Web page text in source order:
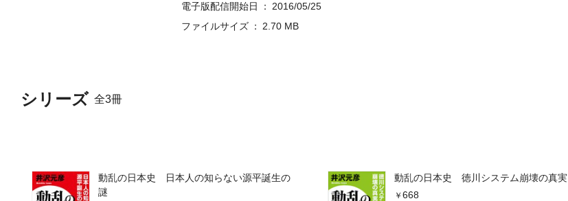
シリーズ 全3冊
動乱の日本史 日本人の知らない源平誕生の
謎
動乱の日本史 徳川システム崩壊の真実
668
電子版配信開始日
2016/05/25
ファイルサイズ
2.70 MB